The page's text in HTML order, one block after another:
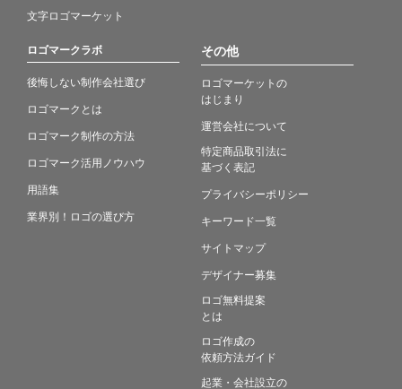
文字ロゴマーケット
ロゴマークラボ
後悔しない制作会社選び
ロゴマークとは
ロゴマーク制作の方法
ロゴマーク活用ノウハウ
用語集
業界別！ロゴの選び方
その他
ロゴマーケットの
はじまり
運営会社について
特定商品取引法に
基づく表記
プライバシーポリシー
キーワード一覧
サイトマップ
デザイナー募集
ロゴ無料提案
とは
ロゴ作成の
依頼方法ガイド
起業・会社設立の